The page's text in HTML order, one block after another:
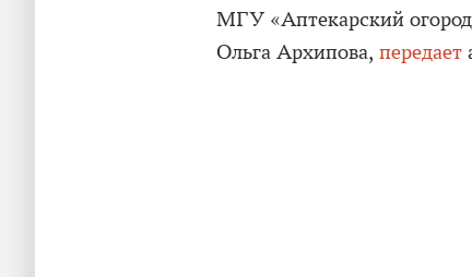
МГУ «Аптекарский
Ольга Архипова, передает